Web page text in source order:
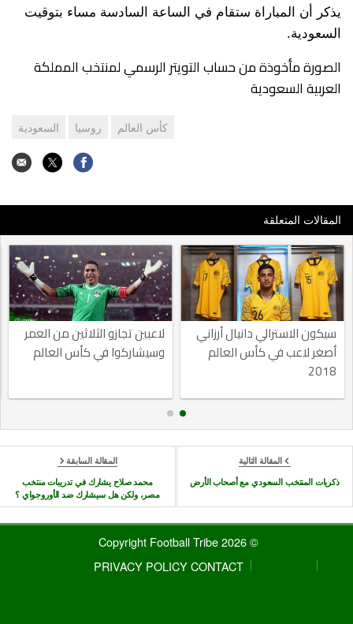
يذكر أن المباراة ستقام في الساعة السادسة مساء بتوقيت
السعودية.
الصورة مأخوذة من حساب التويتر الرسمي لمنتخب المملكة
العربية السعودية
كأس العالم روسيا السعودية
المقالات المتعلقة
سيكون الاسترالي دانيال أرزاني
أصغر لاعب في كأس العالم
2018
لاعبين تجازو الثلاثين من العمر
وسيشاركوا في كأس العالم
المقالة التالية
ذكريات المنتخب السعودي مع أصحاب الأرض
المقالة السابقة
محمد صلاح يشارك في تدريبات منتخب
مصر، ولكن هل سيشارك ضد الأوروجواي ؟
© 2026 Copyright Football Tribe
CONTACT
PRIVACY POLICY